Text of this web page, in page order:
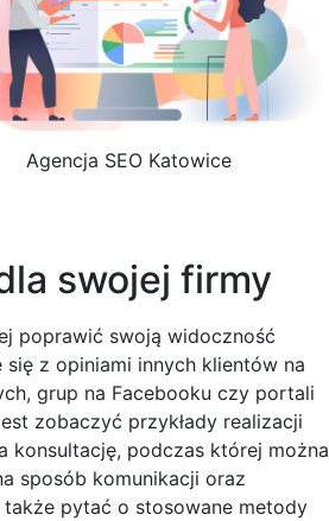
Agencja SEO Katowice
swojej firmy
poprawić swoją widoczność
z opiniami innych klientów na
grup na Facebooku czy portali
zobaczyć przykłady realizacji
konsultację, podczas której można
sposób komunikacji oraz
pytać o stosowane metody